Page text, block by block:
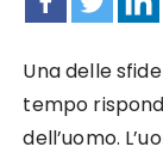
Una delle
tempo
dell’uomo.